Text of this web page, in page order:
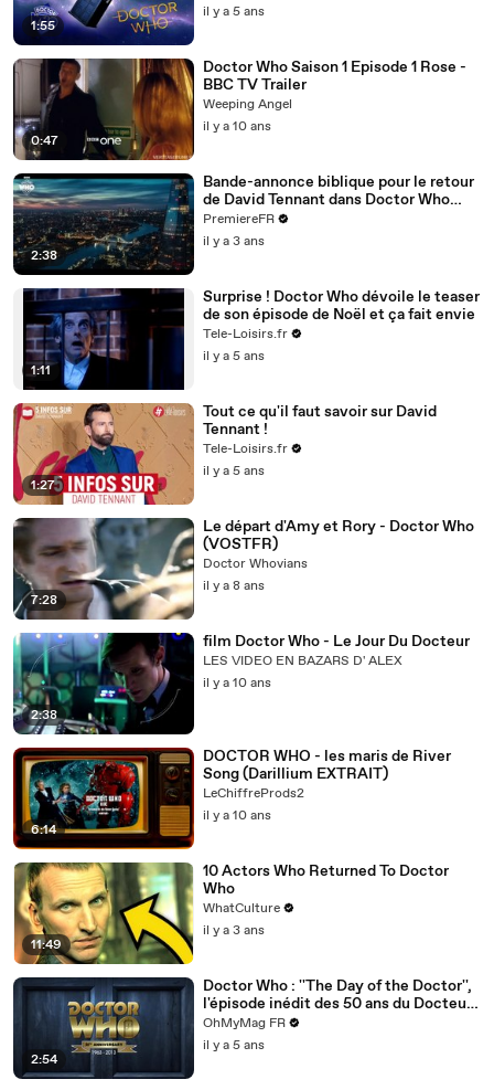
1:55
il y a 5 ans
0:47
Doctor Who Saison 1 Episode 1 Rose -
BBC TV Trailer
Weeping Angel
il y a 10 ans
2:38
Bande-annonce biblique pour le retour
de David Tennant dans Doctor Who
(VO)
PremiereFR
il y a 3 ans
1:11
Surprise ! Doctor Who dévoile le teaser
de son épisode de Noël et ça fait envie
Tele-Loisirs.fr
il y a 5 ans
1:27
Tout ce qu'il faut savoir sur David
Tennant !
Tele-Loisirs.fr
il y a 5 ans
7:28
Le départ d'Amy et Rory - Doctor Who
(VOSTFR)
Doctor Whovians
il y a 8 ans
2:38
film Doctor Who - Le Jour Du Docteur
LES VIDEO EN BAZARS D' ALEX
il y a 10 ans
6:14
DOCTOR WHO - les maris de River
Song (Darillium EXTRAIT)
LeChiffreProds2
il y a 10 ans
11:49
10 Actors Who Returned To Doctor
Who
WhatCulture
il y a 3 ans
2:54
Doctor Who : ''The Day of the Doctor'',
l'épisode inédit des 50 ans du Docteur
en simultané dans 75 pays
OhMyMag FR
il y a 5 ans